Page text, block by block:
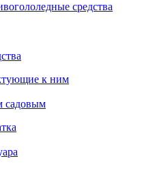
средства
к ним
садовым